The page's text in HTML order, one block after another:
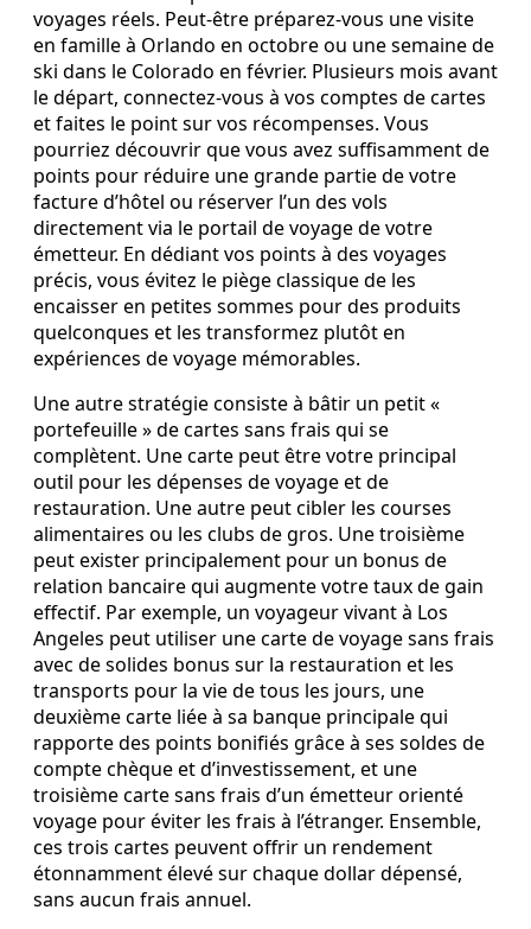
voyages réels. Peut‑être préparez‑vous une visite
en famille à Orlando en octobre ou une semaine de
ski dans le Colorado en février. Plusieurs mois avant
le départ, connectez‑vous à vos comptes de cartes
et faites le point sur vos récompenses. Vous
pourriez découvrir que vous avez suffisamment de
points pour réduire une grande partie de votre
facture d’hôtel ou réserver l’un des vols
directement via le portail de voyage de votre
émetteur. En dédiant vos points à des voyages
précis, vous évitez le piège classique de les
encaisser en petites sommes pour des produits
quelconques et les transformez plutôt en
expériences de voyage mémorables.
Une autre stratégie consiste à bâtir un petit «
portefeuille » de cartes sans frais qui se
complètent. Une carte peut être votre principal
outil pour les dépenses de voyage et de
restauration. Une autre peut cibler les courses
alimentaires ou les clubs de gros. Une troisième
peut exister principalement pour un bonus de
relation bancaire qui augmente votre taux de gain
effectif. Par exemple, un voyageur vivant à Los
Angeles peut utiliser une carte de voyage sans frais
avec de solides bonus sur la restauration et les
transports pour la vie de tous les jours, une
deuxième carte liée à sa banque principale qui
rapporte des points bonifiés grâce à ses soldes de
compte chèque et d’investissement, et une
troisième carte sans frais d’un émetteur orienté
voyage pour éviter les frais à l’étranger. Ensemble,
ces trois cartes peuvent offrir un rendement
étonnamment élevé sur chaque dollar dépensé,
sans aucun frais annuel.